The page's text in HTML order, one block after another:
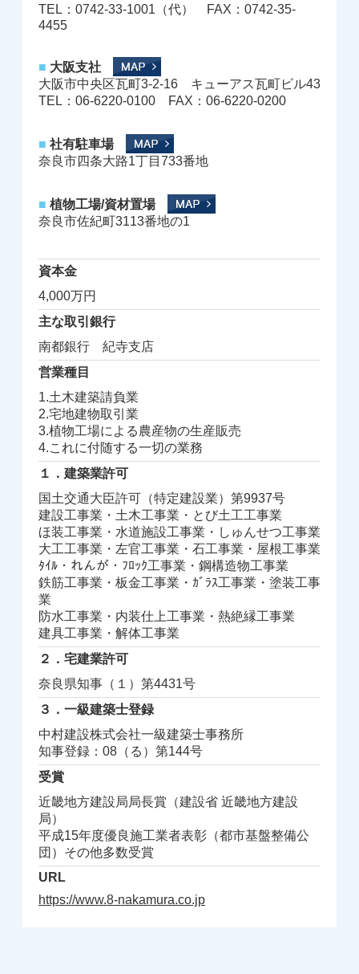
TEL：0742-33-1001（代） FAX：0742-35-
4455
■ 大阪支社
大阪市中央区瓦町3-2-16 キューアス瓦町ビル43
TEL：06-6220-0100 FAX：06-6220-0200
■ 社有駐車場
奈良市四条大路1丁目733番地
■ 植物工場/資材置場
奈良市佐紀町3113番地の1
資本金
4,000万円
主な取引銀行
南都銀行 紀寺支店
営業種目
1.土木建築請負業
2.宅地建物取引業
3.植物工場による農産物の生産販売
4.これに付随する一切の業務
１．建築業許可
国土交通大臣許可（特定建設業）第9937号
建設工事業・土木工事業・とび土工工事業
ほ装工事業・水道施設工事業・しゅんせつ工事業
大工工事業・左官工事業・石工事業・屋根工事業
ﾀｲﾙ・れんが・ﾌﾛｯｸ工事業・鋼構造物工事業
鉄筋工事業・板金工事業・ｶﾞﾗｽ工事業・塗装工事
業
防水工事業・内装仕上工事業・熱絶縁工事業
建具工事業・解体工事業
２．宅建業許可
奈良県知事（１）第4431号
３．一級建築士登録
中村建設株式会社一級建築士事務所
知事登録：08（る）第144号
受賞
近畿地方建設局局長賞（建設省 近畿地方建設
局）
平成15年度優良施工業者表彰（都市基盤整備公
団）その他多数受賞
URL
https://www.8-nakamura.co.jp